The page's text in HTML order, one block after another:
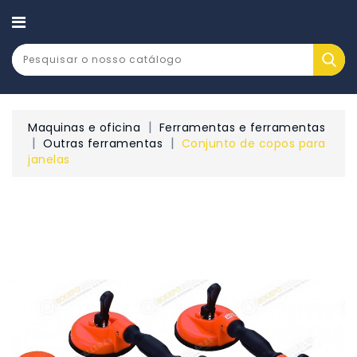
CATEGORY
Maquinas e oficina
Ferramentas e ferramentas
Outras ferramentas
Conjunto de copos para
janelas